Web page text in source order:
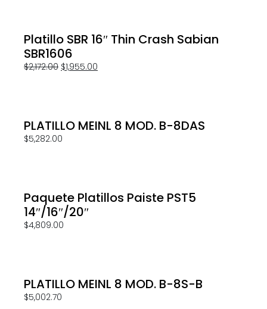
Platillo SBR 16″ Thin Crash Sabian
SBR1606
$2,172.00 $1,955.00
PLATILLO MEINL 8 MOD. B-8DAS
$5,282.00
Paquete Platillos Paiste PST5
14″/16″/20″
$4,809.00
PLATILLO MEINL 8 MOD. B-8S-B
$5,002.70